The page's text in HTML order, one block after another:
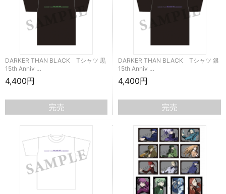
DARKER THAN BLACK Tシャツ 黒
15th Anniv …
4,400円
完売
DARKER THAN BLACK Tシャツ 銀
15th Anniv …
4,400円
完売